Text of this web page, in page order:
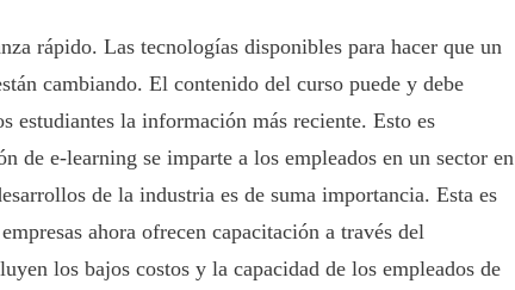
rápido. Las tecnologías disponibles para hacer que un
cambiando. El contenido del curso puede y debe
estudiantes la información más reciente. Esto es
de e-learning se imparte a los empleados en un sector en
de la industria es de suma importancia. Esta es
ahora ofrecen capacitación a través del
los bajos costos y la capacidad de los empleados de